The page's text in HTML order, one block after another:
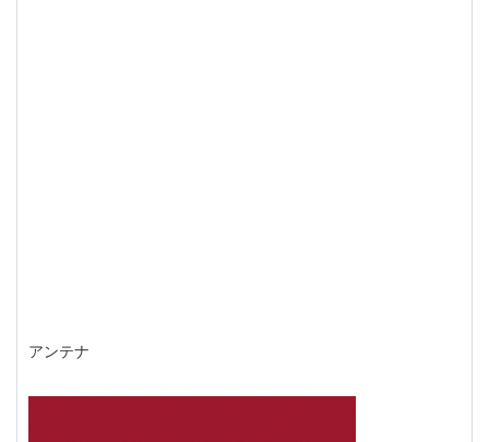
アンテナ